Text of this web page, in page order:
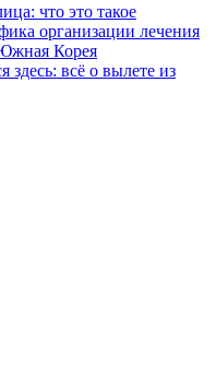
что это такое
организации лечения
Корея
здесь: всё о вылете из